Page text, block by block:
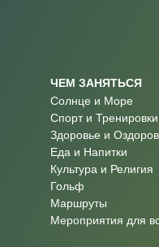
ЧЕМ ЗАНЯТЬСЯ
Солнце и Море
Спорт и Тренировки
Здоровье и
Еда и Напитки
Культура и Религия
Гольф
Маршруты
Мероприятия для